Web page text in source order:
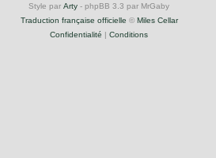
Style par Arty - phpBB 3.3 par MrGaby
Traduction française officielle © Miles Cellar
Confidentialité | Conditions